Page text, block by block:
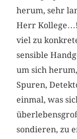
herum, sehr
Herr
viel zu
sensible
um sich
Spuren,
einmal, was
sondieren, zu